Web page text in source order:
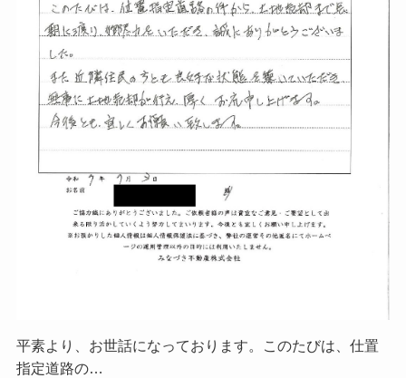
平素より、お世話になっております。このたびは、仕置
指定道路の…